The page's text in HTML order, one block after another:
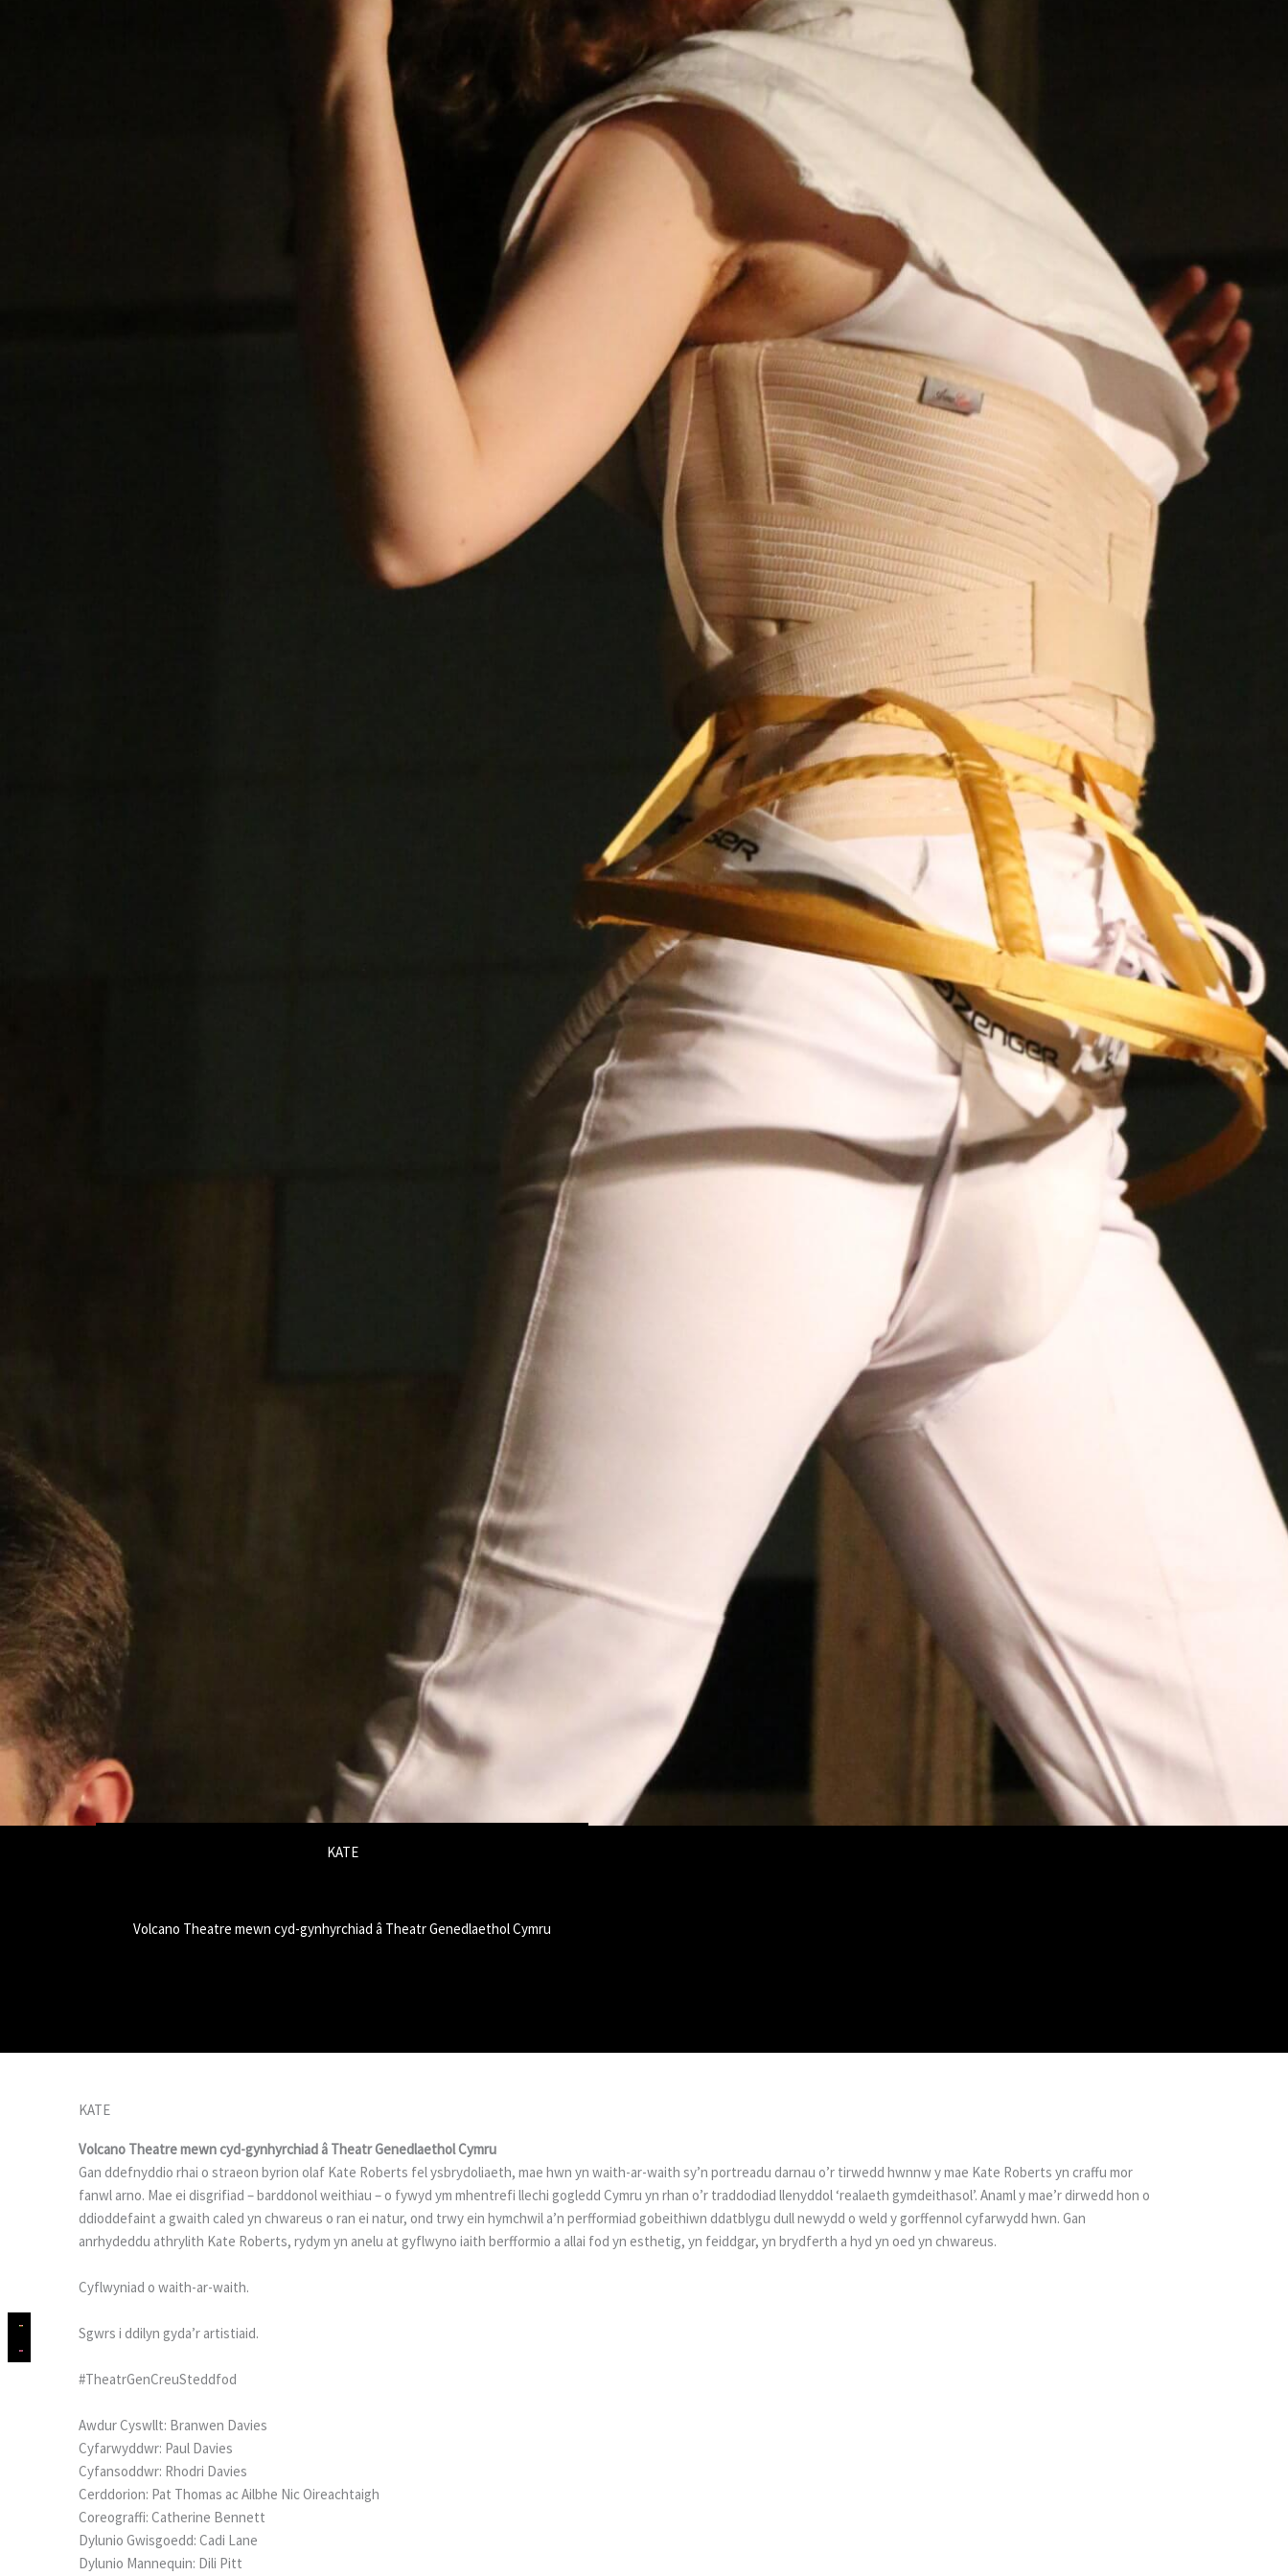
KATE
Volcano Theatre mewn cyd-gynhyrchiad â Theatr Genedlaethol Cymru
KATE
Volcano Theatre mewn cyd-gynhyrchiad â Theatr Genedlaethol Cymru
Gan ddefnyddio rhai o straeon byrion olaf Kate Roberts fel ysbrydoliaeth, mae hwn yn waith-ar-waith sy’n portreadu darnau o’r tirwedd hwnnw y mae Kate Roberts yn craffu mor
fanwl arno. Mae ei disgrifiad – barddonol weithiau – o fywyd ym mhentrefi llechi gogledd Cymru yn rhan o’r traddodiad llenyddol ‘realaeth gymdeithasol’. Anaml y mae’r dirwedd hon o
ddioddefaint a gwaith caled yn chwareus o ran ei natur, ond trwy ein hymchwil a’n perfformiad gobeithiwn ddatblygu dull newydd o weld y gorffennol cyfarwydd hwn. Gan
anrhydeddu athrylith Kate Roberts, rydym yn anelu at gyflwyno iaith berfformio a allai fod yn esthetig, yn feiddgar, yn brydferth a hyd yn oed yn chwareus.
Cyflwyniad o waith-ar-waith.
Sgwrs i ddilyn gyda’r artistiaid.
#TheatrGenCreuSteddfod
Awdur Cyswllt: Branwen Davies
Cyfarwyddwr: Paul Davies
Cyfansoddwr: Rhodri Davies
Cerddorion: Pat Thomas ac Ailbhe Nic Oireachtaigh
Coreograffi: Catherine Bennett
Dylunio Gwisgoedd: Cadi Lane
Dylunio Mannequin: Dili Pitt